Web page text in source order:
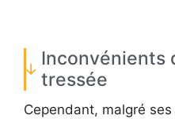
Inconvénients
tressée
Cependant, malgré